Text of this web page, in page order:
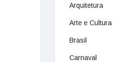
Arquitetura
Arte e Cultura
Brasil
Carnaval